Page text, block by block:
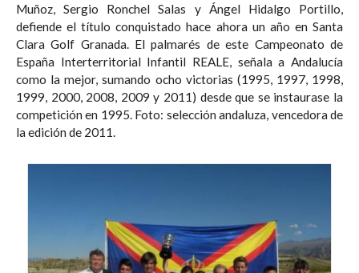
Muñoz, Sergio Ronchel Salas y Ángel Hidalgo Portillo,
defiende el título conquistado hace ahora un año en Santa
Clara Golf Granada. El palmarés de este Campeonato de
España Interterritorial Infantil REALE, señala a Andalucía
como la mejor, sumando ocho victorias (1995, 1997, 1998,
1999, 2000, 2008, 2009 y 2011) desde que se instaurase la
competición en 1995. Foto: selección andaluza, vencedora de
la edición de 2011.